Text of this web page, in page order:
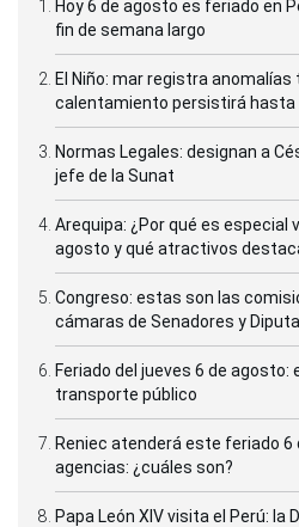
Hoy 6 de agosto es feriado en
fin de semana largo
El Niño: mar registra anomalías
calentamiento persistirá hasta
Normas Legales: designan a
jefe de la Sunat
Arequipa: ¿Por qué es
agosto y qué atractivos
Congreso: estas son las
cámaras de Senadores y
Feriado del jueves 6 de agosto:
transporte público
Reniec atenderá este feriado
agencias: ¿cuáles son?
Papa León XIV visita el Perú: la